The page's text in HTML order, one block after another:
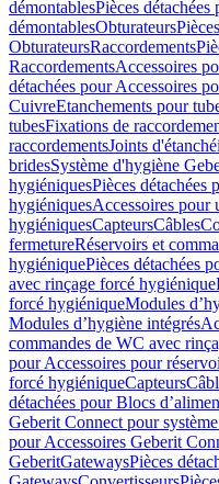
démontablesPièces
démontablesObturateurs
ObturateursRaccordements
RaccordementsAccessoires
détachées pour Accessoires
CuivreEtanchements pour
tubesFixations de
raccordementsJoints
bridesSystème d'hygiène
hygiéniquesPièces détachées
hygiéniquesAccessoires pour
hygiéniquesCapteursCâbles
fermetureRéservoirs et
hygiéniquePièces détachées
avec rinçage forcé hygiénique
forcé hygiéniqueModules
Modules d’hygiène intégrés
commandes de WC avec
pour Accessoires pour
forcé hygiéniqueCapteurs
détachées pour Blocs
Geberit Connect pour
pour Accessoires Geberit
GeberitGatewaysPièces